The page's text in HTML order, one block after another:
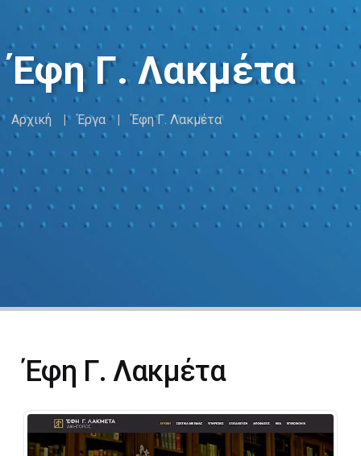
Έφη Γ. Λακμέτα
Αρχική Έργα Έφη Γ. Λακμέτα
Έφη Γ. Λακμέτα